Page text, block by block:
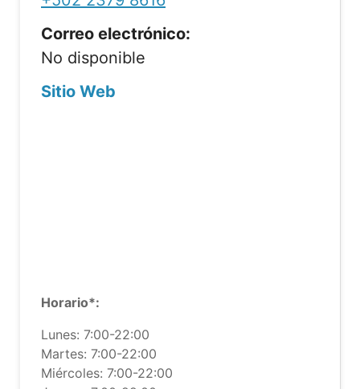
Correo electrónico:
No disponible
Sitio Web
Horario*:
Lunes: 7:00-22:00
Martes: 7:00-22:00
Miércoles: 7:00-22:00